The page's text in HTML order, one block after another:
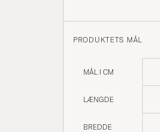
PRODUKTETS MÅL
MÅL I CM
LÆNGDE
BREDDE